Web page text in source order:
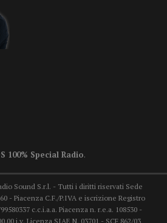
100% Special Radio.
Sound S.r.l. - Tutti i diritti riservati Sede
- Piacenza C.F./P.IVA e iscrizione Registro
c.c.i.a.a. Piacenza n. r.e.a. 108530 -
i.v. Licenza SIAE N. 03701 - SCF 862/03